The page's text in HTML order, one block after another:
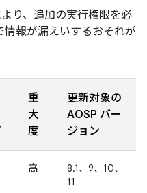
り、追加の実行権限を必
報が漏えいするおそれが
重
大
度
更新対象の
AOSP バー
ジョン
高
8.1、9、10、
11